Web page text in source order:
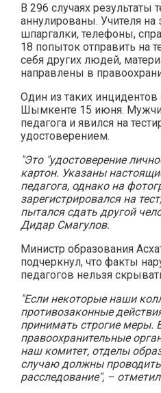
В 296 случаях результаты
аннулированы. Учителя
шпаргалки, телефоны,
18 попыток отправить на
себя других людей,
направлены в
Один из таких
Шымкенте 15 июня.
педагога и явился на
удостоверением.
"Это "удостоверение
картон. Указаны
педагога, однако на
зарегистрировался на
пытался сдать другой
Дидар Смагулов.
Министр образования
подчеркнул, что факты
педагогов нельзя
"Если некоторые наши
противозаконные
принимать строгие меры.
правоохранительные
наш комитет, отделы
случаю должны
расследование", –